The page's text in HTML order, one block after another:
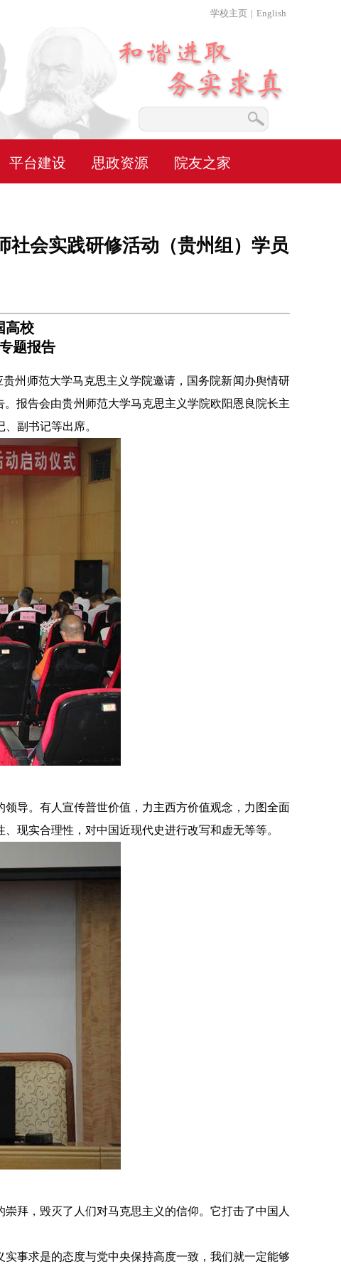
学校主页 | English
平台建设 思政资源 院友之家
社会实践研修活动（贵州组）学员
高校
题报告
州师范大学马克思主义学院邀请，国务院新闻办舆情研
报告会由贵州师范大学马克思主义学院欧阳恩良院长主
副书记等出席。
导。有人宣传普世价值，力主西方价值观念，力图全面
现实合理性，对中国近现代史进行改写和虚无等等。
拜，毁灭了人们对马克思主义的信仰。它打击了中国人
事求是的态度与党中央保持高度一致，我们就一定能够